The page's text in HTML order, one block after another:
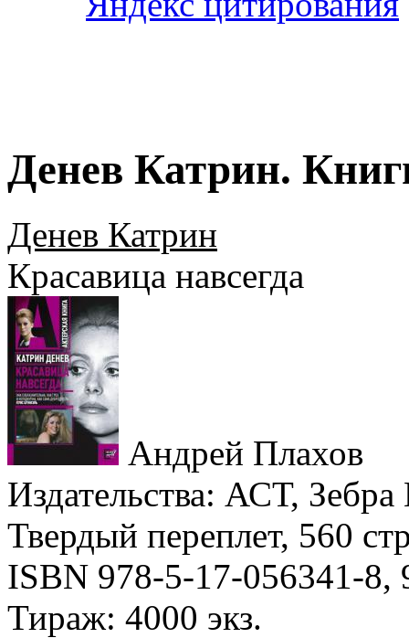
Денев Катрин.
Денев Катрин
Красавица навсегда
Андрей Плахов
Издательства: АСТ, Зебра
Твердый переплет, 560
ISBN 978-5-17-056341-8,
Тираж: 4000 экз.